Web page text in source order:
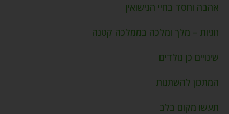
אהבה וחסד בחיי הנישואין
זוגיות – מלך ומלכה בממלכה קטנה
שינויים כן נולדים
המתכון להשתנות
תעשו מקום בלב